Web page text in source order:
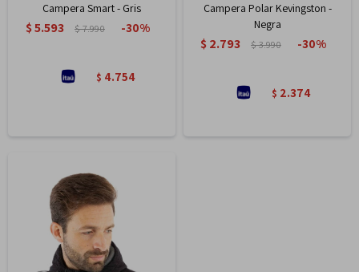
Campera Smart - Gris
$5.593 $7.990 30
$ 4.754
Campera Polar Kevingston -
Negra
$2.793 $3.990 30
$ 2.374